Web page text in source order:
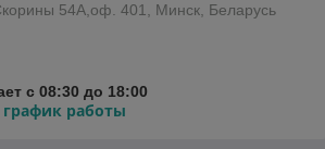
54А,оф. 401, Минск, Беларусь
с 08:30 до 18:00
график работы